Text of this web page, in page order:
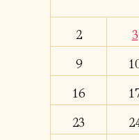
2
3
9
16
23